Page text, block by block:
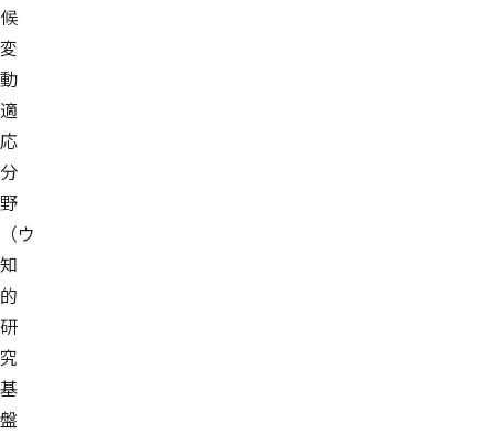
候
変
動
適
応
分
野
（ウ
知
的
研
究
基
盤